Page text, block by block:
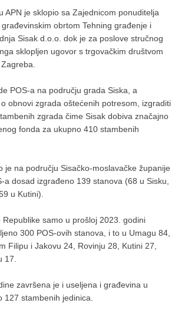
APN je sklopio sa Zajednicom ponuditelja
obrtom Tehning građenje i
Sisak d.o.o. dok je za poslove stručnog
sklopljen ugovor s trgovačkim društvom
POS-a na području grada Siska, a
obnovi zgrada oštećenih potresom, izgraditi
zgrada čime Sisak dobiva značajno
fonda za ukupno 410 stambenih
je na području Sisačko-moslavačke županije
a dosad izgrađeno 139 stanova (68 u Sisku,
u Kutini).
Republike samo u prošloj 2023. godini
300 POS-ovih stanova, i to u Umagu 84,
Filipu i Jakovu 24, Rovinju 28, Kutini 27,
17.
završena je i useljena i građevina u
127 stambenih jedinica.